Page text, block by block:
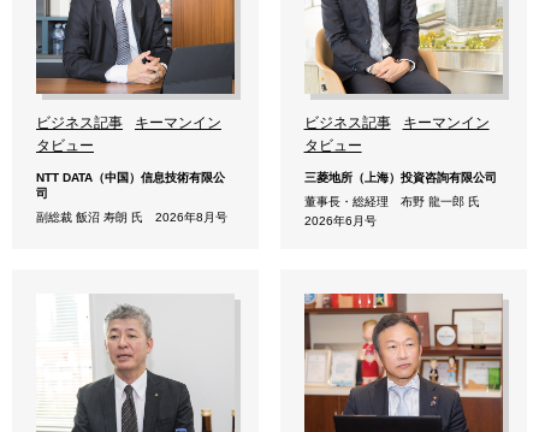
ビジネス記事
キーマンイン
タビュー
NTT DATA（中国）信息技術有限公
司
副総裁 飯沼 寿朗 氏 2026年8月号
ビジネス記事
キーマンイン
タビュー
三菱地所（上海）投資咨詢有限公司
董事長・総経理 布野 龍一郎 氏
2026年6月号